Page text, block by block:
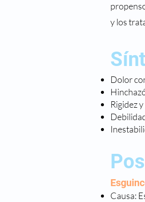
y los
Dolor
Rigidez
Causa: